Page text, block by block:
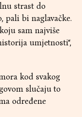
strast do
pali bi naglavačke.
sam najviše
umjetnosti“,
kod svakog
slučaju to
određene